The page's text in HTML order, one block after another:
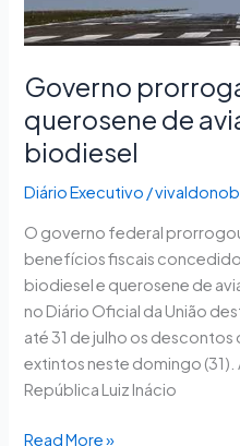
Governo
querosene de
biodiesel
Diário Executivo /
O governo federal
benefícios fiscais
biodiesel e querosene de
no Diário Oficial da União
até 31 de julho os
extintos neste domingo
República Luiz Inácio
Read More »